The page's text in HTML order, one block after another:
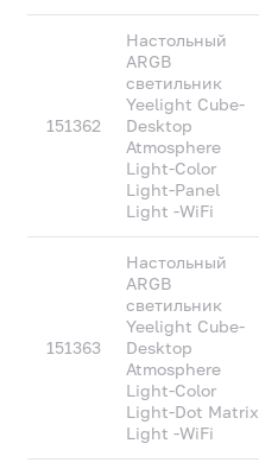
151362
Настольный
ARGB
светильник
Yeelight Cube-
Desktop
Atmosphere
Light-Color
Light-Panel
Light -WiFi
151363
Настольный
ARGB
светильник
Yeelight Cube-
Desktop
Atmosphere
Light-Color
Light-Dot Matrix
Light -WiFi